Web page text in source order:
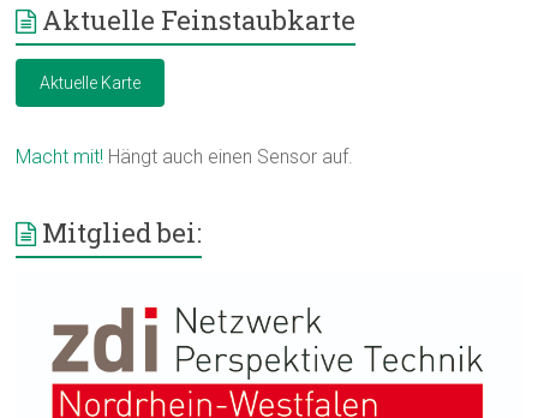
Aktuelle Feinstaubkarte
Aktuelle Karte
Macht mit! Hängt auch einen Sensor auf.
Mitglied bei: